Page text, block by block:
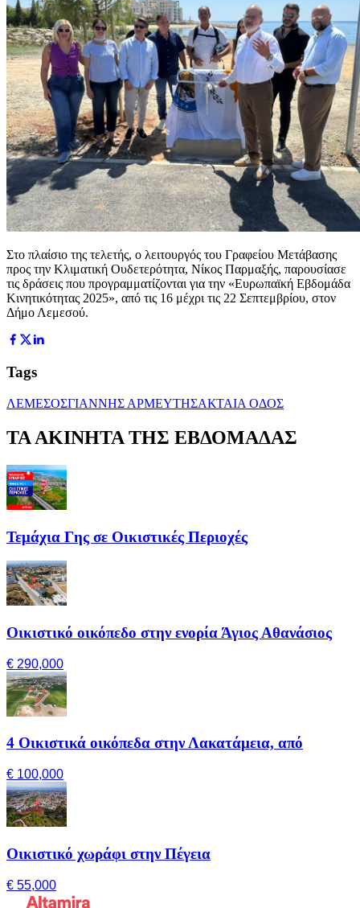
Στο πλαίσιο της τελετής, ο λειτουργός του Γραφείου Μετάβασης
προς την Κλιματική Ουδετερότητα, Νίκος Παρμαξής, παρουσίασε
τις δράσεις που προγραμματίζονται για την «Ευρωπαϊκή Εβδομάδα
Κινητικότητας 2025», από τις 16 μέχρι τις 22 Σεπτεμβρίου, στον
Δήμο Λεμεσού.
Tags
ΛΕΜΕΣΟΣΓΙΑΝΝΗΣ ΑΡΜΕΥΤΗΣΑΚΤΑΙΑ ΟΔΟΣ
ΤΑ ΑΚΙΝΗΤΑ ΤΗΣ ΕΒΔΟΜΑΔΑΣ
Τεμάχια Γης σε Οικιστικές Περιοχές
Οικιστικό οικόπεδο στην ενορία Άγιος Αθανάσιος
€ 290,000
4 Οικιστικά οικόπεδα στην Λακατάμεια, από
€ 100,000
Οικιστικό χωράφι στην Πέγεια
€ 55,000